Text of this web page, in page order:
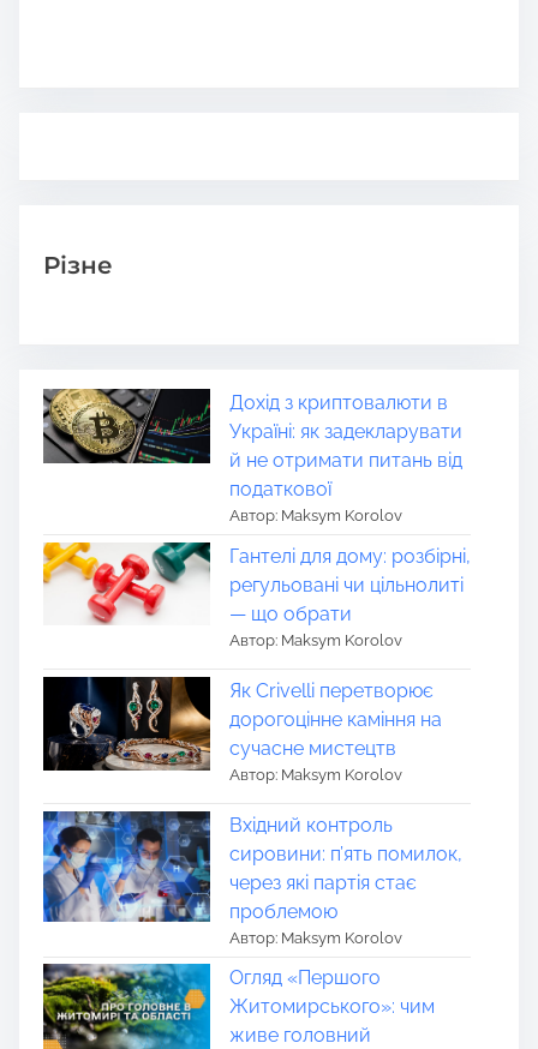
Різне
Дохід з криптовалюти в
Україні: як задекларувати
й не отримати питань від
податкової
Автор: Maksym Korolov
Гантелі для дому: розбірні,
регульовані чи цільнолиті
— що обрати
Автор: Maksym Korolov
Як Crivelli перетворює
дорогоцінне каміння на
сучасне мистецтв
Автор: Maksym Korolov
Вхідний контроль
сировини: п’ять помилок,
через які партія стає
проблемою
Автор: Maksym Korolov
Огляд «Першого
Житомирського»: чим
живе головний